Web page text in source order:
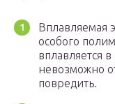
Вплавляемая
особого
вплавляется
невозможно
повредить.